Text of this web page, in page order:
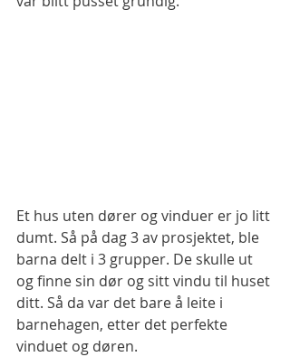
Et hus uten dører og vinduer er jo litt
dumt. Så på dag 3 av prosjektet, ble
barna delt i 3 grupper. De skulle ut
og finne sin dør og sitt vindu til huset
ditt. Så da var det bare å leite i
barnehagen, etter det perfekte
vinduet og døren.